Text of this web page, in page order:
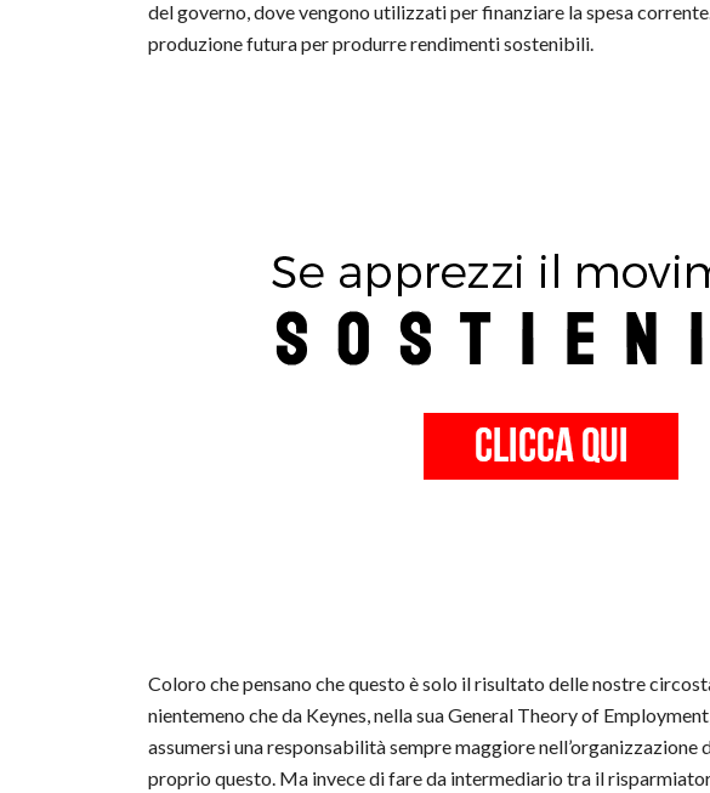
del governo, dove vengono utilizzati per finanziare la spesa
produzione futura per produrre rendimenti sostenibili.
Coloro che pensano che questo è solo il risultato delle nostre
nientemeno che da Keynes, nella sua General Theory of
assumersi una responsabilità sempre maggiore
proprio questo. Ma invece di fare da intermediario tra il